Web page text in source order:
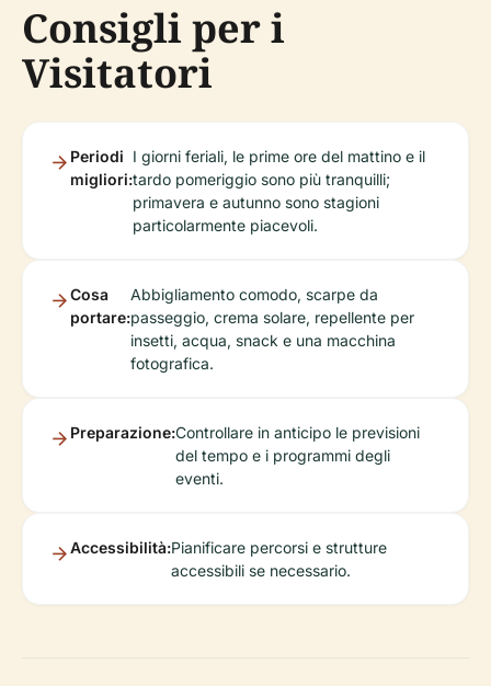
Consigli per i
Visitatori
Periodi
migliori:
I giorni feriali, le prime ore del mattino e il
tardo pomeriggio sono più tranquilli;
primavera e autunno sono stagioni
particolarmente piacevoli.
Cosa
portare:
Abbigliamento comodo, scarpe da
passeggio, crema solare, repellente per
insetti, acqua, snack e una macchina
fotografica.
Preparazione:Controllare in anticipo le previsioni
del tempo e i programmi degli
eventi.
Accessibilità:Pianificare percorsi e strutture
accessibili se necessario.